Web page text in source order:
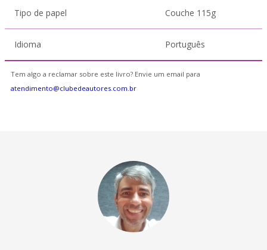
Tipo de papel Couche 115g
Idioma Português
Tem algo a reclamar sobre este livro? Envie um email para
atendimento@clubedeautores.com.br